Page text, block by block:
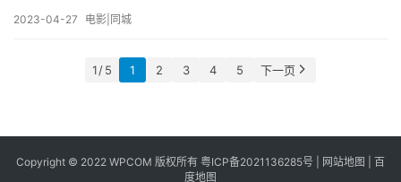
2023-04-27 电影|同城
1 / 5 1 2 3 4 5 下一页
Copyright © 2022 WPCOM 版权所有 粤ICP备2021136285号 网站地图
百
度地图